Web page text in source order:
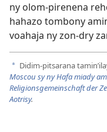
ny olom-pirenena
hahazo tombony
voahaja ny zon-dry
a Didim-pitsarana
Moscou sy ny Hafa miady
Religionsgemeinschaft der
Aotrisy.